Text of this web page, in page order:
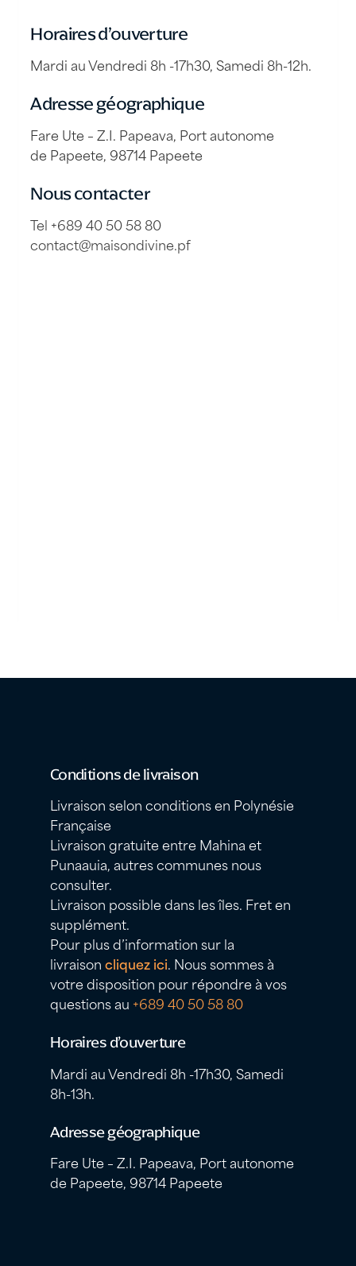
Horaires d’ouverture
Mardi au Vendredi 8h -17h30, Samedi 8h-12h.
Adresse géographique
Fare Ute – Z.I. Papeava, Port autonome
de Papeete, 98714 Papeete
Nous contacter
Tel +689 40 50 58 80
contact@maisondivine.pf
Conditions de livraison
Livraison selon conditions en Polynésie
Française
Livraison gratuite entre Mahina et
Punaauia, autres communes nous
consulter.
Livraison possible dans les îles. Fret en
supplément.
Pour plus d’information sur la
livraisoncliquez ici. Nous sommes à
votre disposition pour répondre à vos
questions au +689 40 50 58 80
Horaires d’ouverture
Mardi au Vendredi 8h -17h30, Samedi
8h-13h.
Adresse géographique
Fare Ute – Z.I. Papeava, Port autonome
de Papeete, 98714 Papeete